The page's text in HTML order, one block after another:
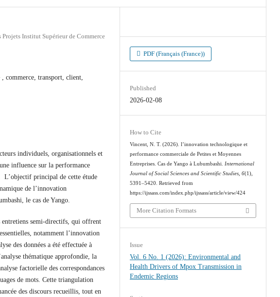
Institut Supérieur de Commerce
commerce, transport, client,
individuels, organisationnels et
influence sur la performance
L’objectif principal de cette étude
de l’innovation
le cas de Yango.
entretiens semi-directifs, qui offrent
notamment l’innovation
des données a été effectuée à
thématique approfondie, la
factorielle des correspondances
de mots. Cette triangulation
des discours recueillis, tout en
PDF (Français (France))
Published
2026-02-08
How to Cite
Vincent, N. T. (2026). l’innovation technologique et
performance commerciale de Petites et Moyennes
Entreprises. Cas de Yango à Lubumbashi. International
Journal of Social Sciences and Scientific Studies ,6(1),
5391–5420. Retrieved from
https://ijssass.com/index.php/ijssass/article/view/424
More Citation Formats
Issue
Vol. 6 No. 1 (2026): Environmental and
Health Drivers of Mpox Transmission in
Endemic Regions